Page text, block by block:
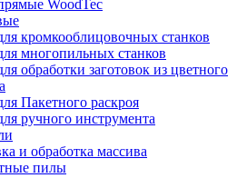
WoodTec
кромкооблицовочных станков
многопильных станков
обработки заготовок из цветного
Пакетного раскроя
ручного инструмента
и обработка массива
пилы